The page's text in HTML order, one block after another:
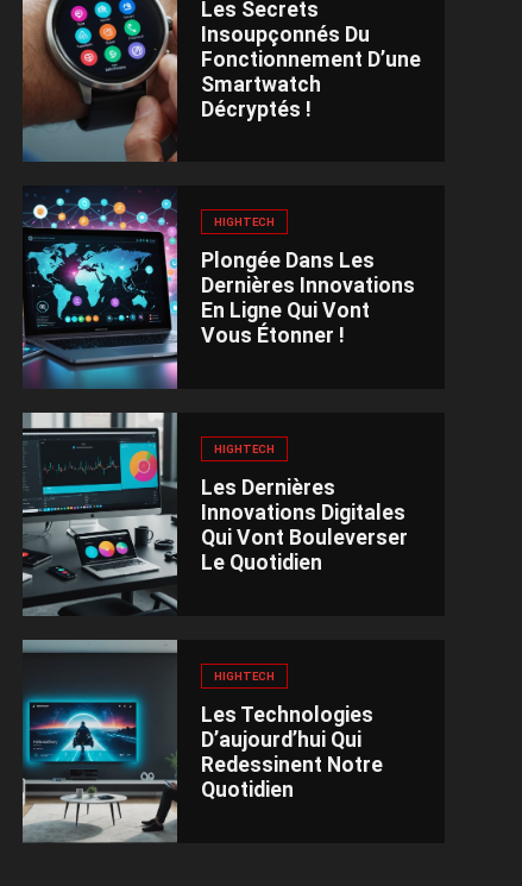
Les Secrets
Insoupçonnés Du
Fonctionnement D’une
Smartwatch
Décryptés !
HIGHTECH
Plongée Dans Les
Dernières Innovations
En Ligne Qui Vont
Vous Étonner !
HIGHTECH
Les Dernières
Innovations Digitales
Qui Vont Bouleverser
Le Quotidien
HIGHTECH
Les Technologies
D’aujourd’hui Qui
Redessinent Notre
Quotidien